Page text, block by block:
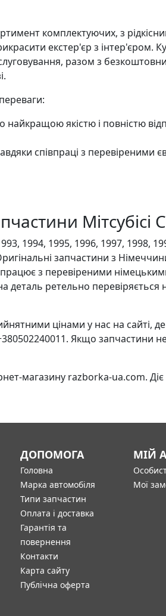
комплектуючих, з
екстер'єр з інтер'єром.
разом з
найкращою якістю і повністю
співпраці з перевіреними
Мітсубісі
1994, 1995, 1996, 1997, 1998,
запчастини з
з перевіреними
ретельно перевіряється
цінами у нас на сайті,
Якщо запчастини
магазину razborka-ua.com.
ДОПОМОГА
Головна
Марка автомобіля
Типи запчастин
Оплата і доставка
Гарантія та
повернення
Контакти
Карта сайту
Публічна оферта
МІЙ
Мої